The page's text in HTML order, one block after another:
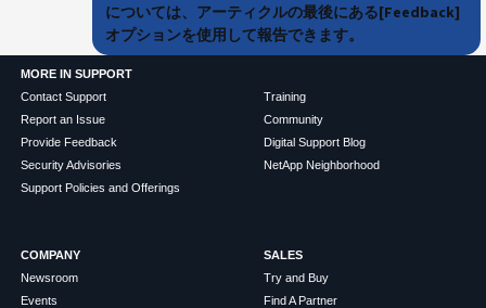
については、アーティクルの最後にある[Feedback]
オプションを使用して報告できます。
MORE IN SUPPORT
Contact Support
Report an Issue
Provide Feedback
Security Advisories
Support Policies and Offerings
Training
Community
Digital Support Blog
NetApp Neighborhood
COMPANY
Newsroom
Events
SALES
Try and Buy
Find A Partner